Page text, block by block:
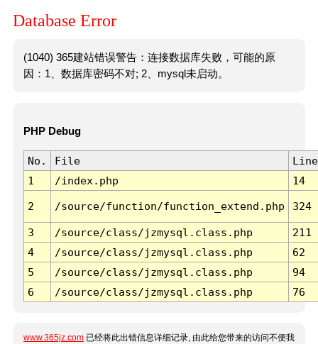
Database Error
(1040) 365建站错误警告：连接数据库失败，可能的原
因：1、数据库密码不对; 2、mysql未启动。
PHP Debug
No. File
Line
1
/index.php 14
2 /source/function/function_extend.php 324
3 /source/class/jzmysql.class.php
211
4
/source/class/jzmysql.class.php
62
5
/source/class/jzmysql.class.php
94
6
/source/class/jzmysql.class.php 76
www.365jz.com 已经将此出错信息详细记录, 由此给您带来的访问不便我